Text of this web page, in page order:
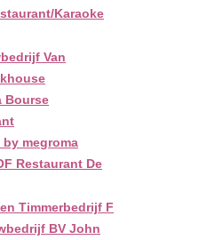
Karaoke
Van
Bourse
megroma
Restaurant De
Timmerbedrijf F
BV John